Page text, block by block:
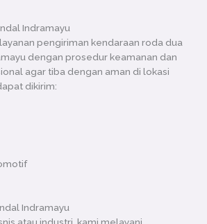
Indramayu
pengiriman kendaraan roda dua
dengan prosedur keamanan dan
agar tiba dengan aman di lokasi
dikirim:
Indramayu
atau industri, kami melayani